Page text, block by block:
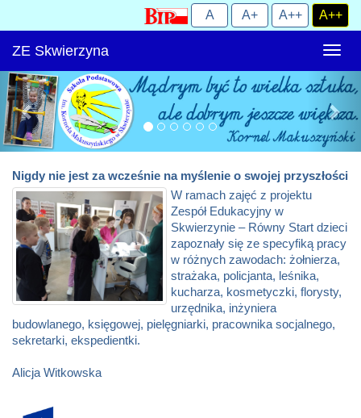
ZE Skwierzyna
Nigdy nie jest za wcześnie na myślenie o swojej przyszłości
W ramach zajęć z projektu
Zespół Edukacyjny w
Skwierzynie – Równy Start dzieci
zapoznały się ze specyfiką pracy
w różnych zawodach: żołnierza,
strażaka, policjanta, leśnika,
kucharza, kosmetyczki, florysty,
urzędnika, inżyniera
budowlanego, księgowej, pielęgniarki, pracownika socjalnego,
sekretarki, ekspedientki.
Alicja Witkowska